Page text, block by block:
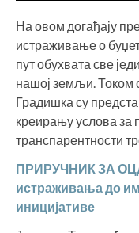
На овом догађају
истраживање о
пут обухвата све
нашој земљи. Током
Градишка су
креирању услова за
транспарентности
ПРИРУЧНИК ЗА ОЦД
истраживања до
иницијативе